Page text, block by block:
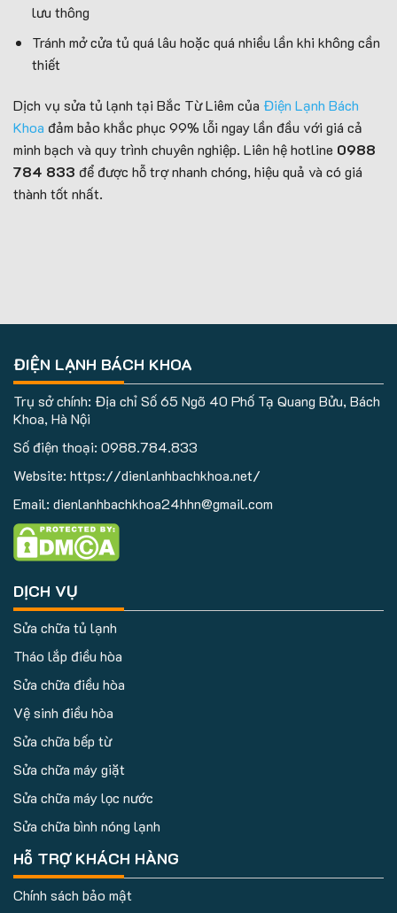
lưu thông
Tránh mở cửa tủ quá lâu hoặc quá nhiều lần khi không cần
thiết
Dịch vụ sửa tủ lạnh tại Bắc Từ Liêm của Điện Lạnh Bách
Khoa đảm bảo khắc phục 99% lỗi ngay lần đầu với giá cả
minh bạch và quy trình chuyên nghiệp. Liên hệ hotline 0988
784 833 để được hỗ trợ nhanh chóng, hiệu quả và có giá
thành tốt nhất.
ĐIỆN LẠNH BÁCH KHOA
Trụ sở chính: Địa chỉ Số 65 Ngõ 40 Phố Tạ Quang Bửu, Bách
Khoa, Hà Nội
Số điện thoại: 0988.784.833
Website: https://dienlanhbachkhoa.net/
Email: dienlanhbachkhoa24hhn@gmail.com
DỊCH VỤ
Sửa chữa tủ lạnh
Tháo lắp điều hòa
Sửa chữa điều hòa
Vệ sinh điều hòa
Sửa chữa bếp từ
Sửa chữa máy giặt
Sửa chữa máy lọc nước
Sửa chữa bình nóng lạnh
Hỗ TRỢ KHÁCH HÀNG
Chính sách bảo mật